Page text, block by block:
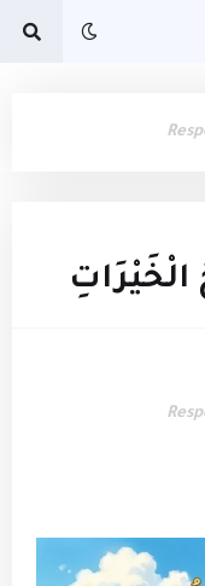
الْخَيْرَاتِ